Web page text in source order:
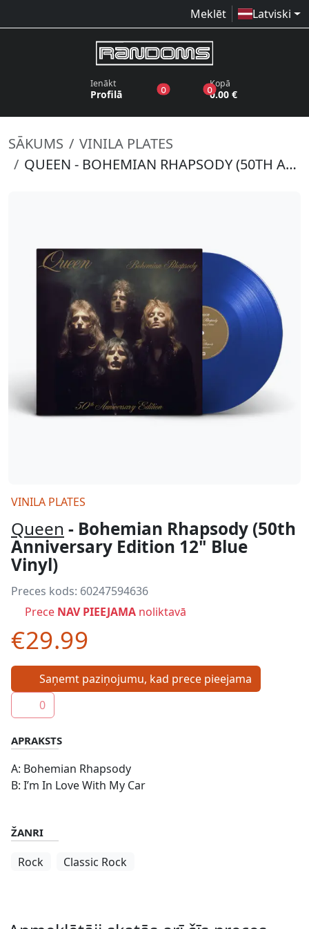
Meklēt Latviski
Ienākt
Profilā 0produkti vēlmju sarakstā
0produkti grozā
Kopā
0.00 €
SĀKUMS
VINILA PLATES
QUEEN - BOHEMIAN RHAPSODY (50TH ANNIVERSARY EDITION 12" BLUE VINYL)
VINILA PLATES
Queen - Bohemian Rhapsody (50th
Anniversary Edition 12" Blue
Vinyl)
Preces kods: 60247594636
Prece NAV PIEEJAMA noliktavā
€29.99
Saņemt paziņojumu, kad prece pieejama
0
APRAKSTS
A: Bohemian Rhapsody
B: I’m In Love With My Car
ŽANRI
Rock Classic Rock